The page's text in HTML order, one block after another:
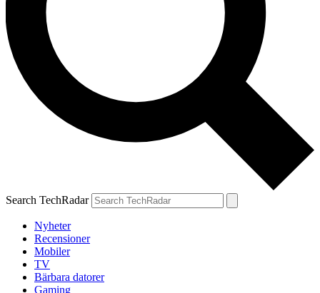
Search TechRadar
Nyheter
Recensioner
Mobiler
TV
Bärbara datorer
Gaming